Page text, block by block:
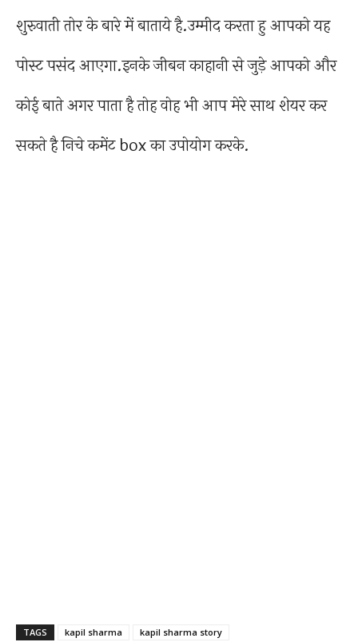
शुरुवाती तोर के बारे में बाताये है.उम्मीद करता हु आपको यह
पोस्ट पसंद आएगा.इनके जीबन काहानी से जुड़े आपको और
कोई बाते अगर पाता है तोह वोह भी आप मेरे साथ शेयर कर
सकते है निचे कमेंट box का उपोयोग करके.
TAGS kapil sharma kapil sharma story